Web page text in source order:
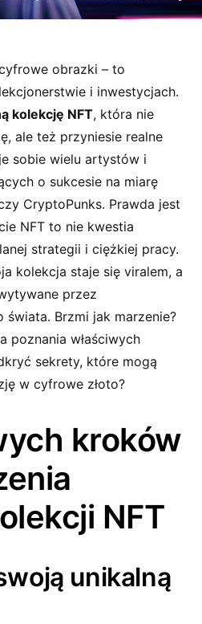
obrazki – to
i inwestycjach.
kolekcję NFT, która nie
ale też przyniesie realne
sobie wielu artystów i
o sukcesie na miarę
CryptoPunks. Prawda jest
NFT to nie kwestia
strategii i ciężkiej pracy.
kolekcja staje się viralem, a
przez
świata. Brzmi jak marzenie?
poznania właściwych
sekrety, które mogą
w cyfrowe złoto?
kroków
NFT
unikalną